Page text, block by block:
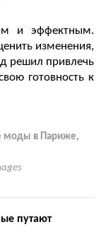
и эффектным.
изменения,
решил привлечь
готовность к
моды в Париже,
путают